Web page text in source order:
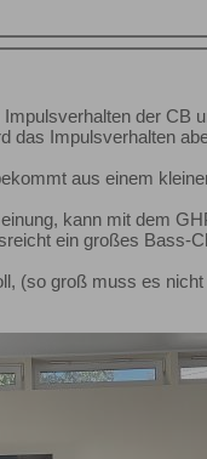
der CB
das Impulsverhalten
aus einem
kann mit dem
ein großes Bass-
(so groß muss es